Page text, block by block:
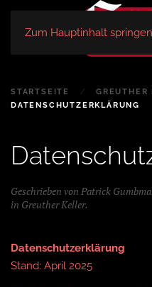
Zum Hauptinhalt springen
STARTSEITE
GREUTHER
DATENSCHUTZERKLÄRUNG
Geschrieben von Patrick
in Greuther Keller.
Datenschutzerklärung
Stand: April 2025